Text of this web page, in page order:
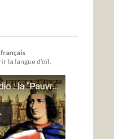
la langue d'oïl.